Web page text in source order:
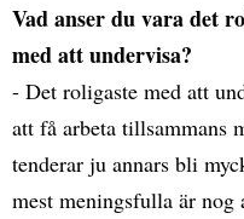
Vad anser du vara det
med att undervisa?
- Det roligaste med att
att få arbeta tillsammans
tenderar ju annars bli
mest meningsfulla är